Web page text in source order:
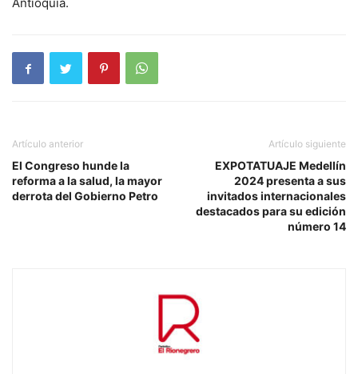
Antioquia.
Artículo anterior
El Congreso hunde la
reforma a la salud, la mayor
derrota del Gobierno Petro
Artículo siguiente
EXPOTATUAJE Medellín
2024 presenta a sus
invitados internacionales
destacados para su edición
número 14